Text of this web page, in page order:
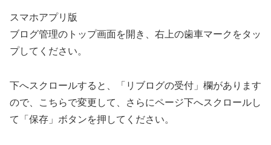
スマホアプリ版
ブログ管理のトップ画面を開き、右上の歯車マークをタッ
プしてください。
下へスクロールすると、「リブログの受付」欄があります
ので、こちらで変更して、さらにページ下へスクロールし
て「保存」ボタンを押してください。